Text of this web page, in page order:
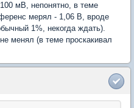
мВ, непонятно, в теме
мерял - 1,06 В, вроде
1%, некогда ждать).
менял (в теме проскакивал